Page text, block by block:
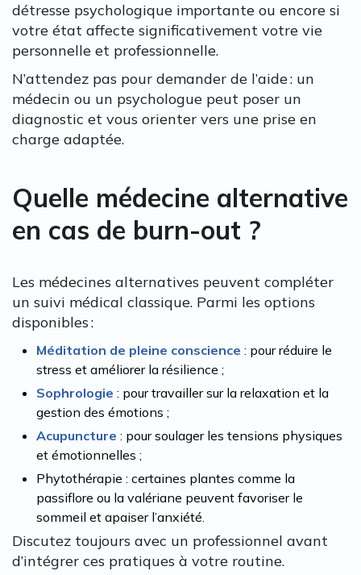
détresse psychologique importante ou encore si
votre état affecte significativement votre vie
personnelle et professionnelle.
N’attendez pas pour demander de l’aide : un
médecin ou un psychologue peut poser un
diagnostic et vous orienter vers une prise en
charge adaptée.
Quelle médecine alternative
en cas de burn-out ?
Les médecines alternatives peuvent compléter
un suivi médical classique. Parmi les options
disponibles :
Méditation de pleine conscience : pour réduire le
stress et améliorer la résilience ;
Sophrologie : pour travailler sur la relaxation et la
gestion des émotions ;
Acupuncture : pour soulager les tensions physiques
et émotionnelles ;
Phytothérapie : certaines plantes comme la
passiflore ou la valériane peuvent favoriser le
sommeil et apaiser l’anxiété.
Discutez toujours avec un professionnel avant
d’intégrer ces pratiques à votre routine.